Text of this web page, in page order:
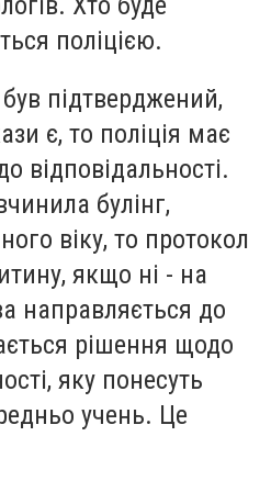
поліцією.
підтверджений,
є, то поліція має
відповідальності.
булінг,
віку, то протокол
якщо ні - на
направляється до
рішення щодо
яку понесуть
учень. Це